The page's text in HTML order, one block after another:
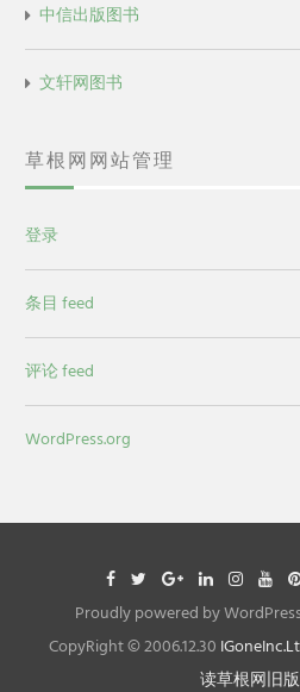
中信出版图书
文轩网图书
草根网网站管理
登录
条目 feed
评论 feed
WordPress.org
Facebook
TwitterGoogleLinkedin
Proudly powered by
CopyRight © 2006.12.30
读草根网旧